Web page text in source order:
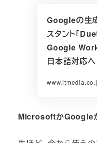
Googleの生
スタント「
Google
日本語対応へ
MicrosoftかGoogle